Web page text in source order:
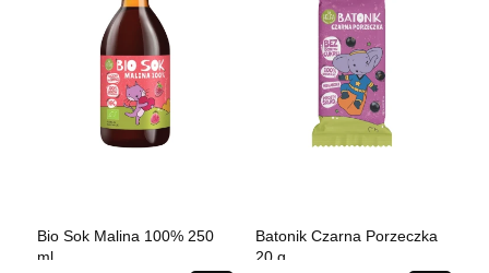
Bio Sok Malina 100% 250
ml
Batonik Czarna Porzeczka
20 g